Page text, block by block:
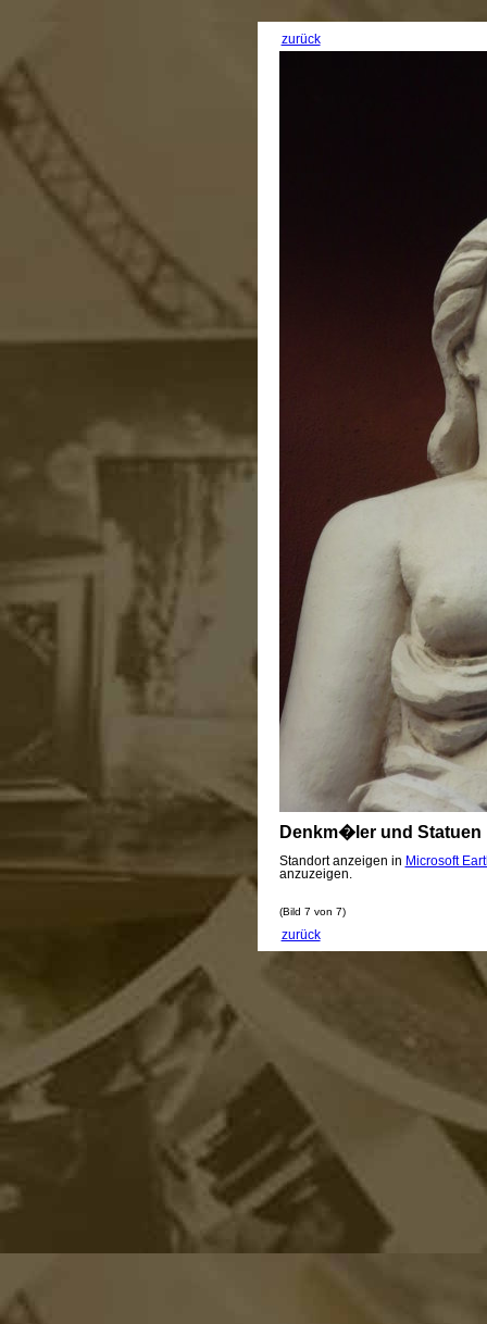
zurück
Denkm�ler und Statuen
Standort anzeigen in Microsoft
anzuzeigen.
(Bild 7 von 7)
zurück